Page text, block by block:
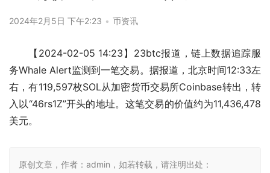
2024年2月5日 下午2:23 • 币资讯
【2024-02-05 14:23】23btc报道，链上数据追踪服
务Whale Alert监测到一笔交易。据报道，北京时间12:33左
右，有119,597枚SOL从加密货币交易所Coinbase转出，转
入以“46rs1Z”开头的地址。这笔交易的价值约为11,436,478
美元。
原创文章，作者：admin，如若转载，请注明出处：